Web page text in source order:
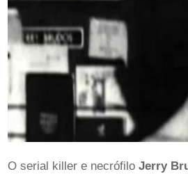
O serial killer e necrófilo Jerry